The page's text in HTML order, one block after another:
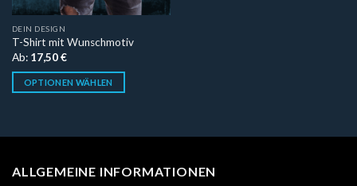
DEIN DESIGN
T-Shirt mit Wunschmotiv
Ab: 17,50€
OPTIONEN WÄHLEN
ALLGEMEINE INFORMATIONEN